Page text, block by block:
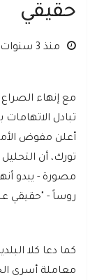
حقيقي
منذ 3 سنوات
مع إنهاء
تبادل
أعلن مفوض
تورك، أن
مصورة - يبدو
روساً - "حقيقي
كما دعا كلا
معاملة أسرى